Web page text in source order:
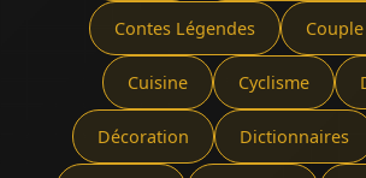
Contes Légendes
Cuisine Cyclisme
Décoration Dictionnaires